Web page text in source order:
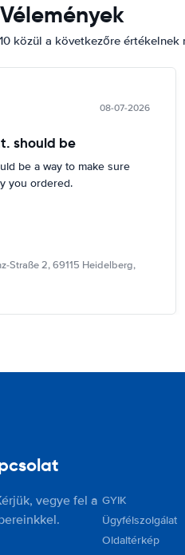
közül a következőre értékelnek
08-07-2026
should be
be a way to make sure
you ordered.
Straße 2, 69115 Heidelberg,
vegye fel a GYIK
Ügyfélszolgálat
Oldaltérkép